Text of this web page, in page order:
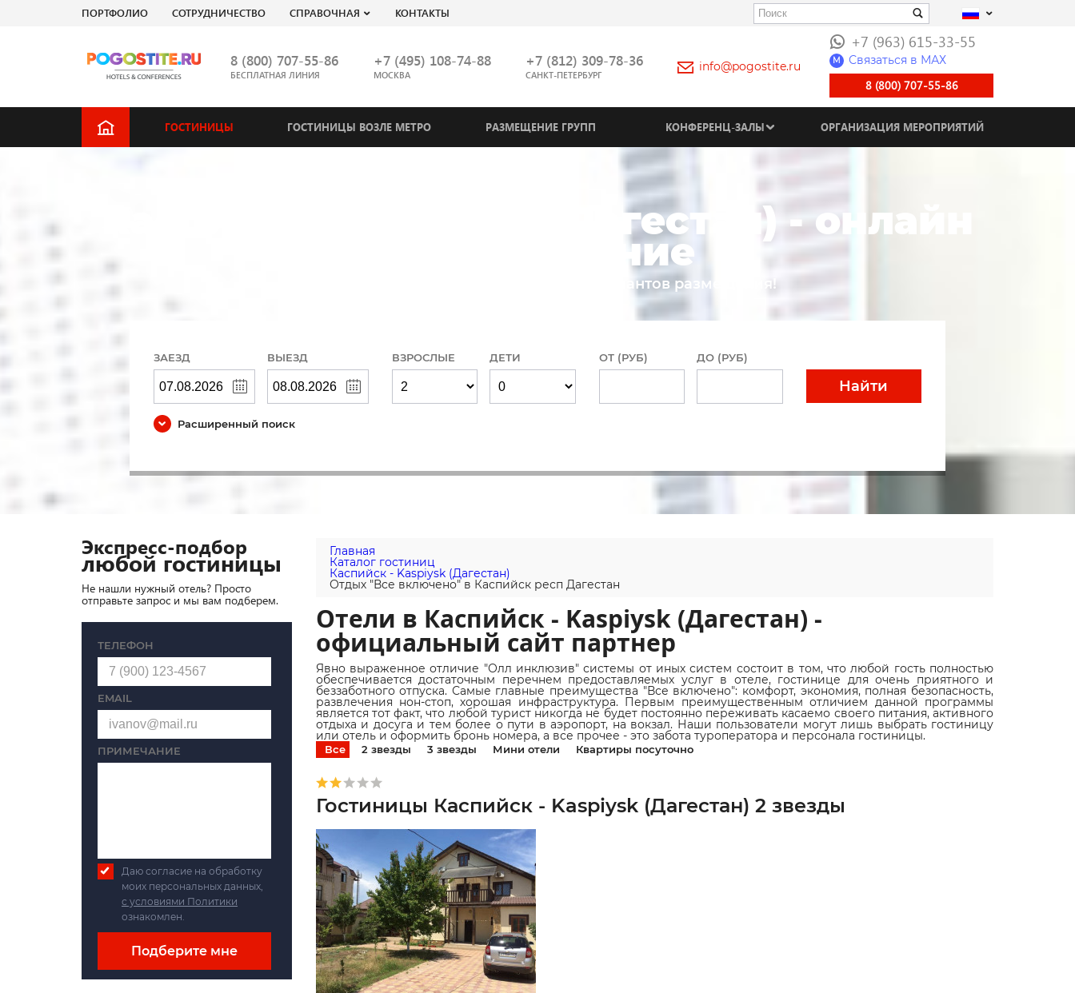
ПОРТФОЛИО СОТРУДНИЧЕСТВО СПРАВОЧНАЯ КОНТАКТЫ
8 (800) 707-55-86
БЕСПЛАТНАЯ ЛИНИЯ
+7 (495) 108-74-88
МОСКВА
+7 (812) 309-78-36
САНКТ-ПЕТЕРБУРГ
info@pogostite.ru
+7 (963) 615-33-55
M Связаться в МАХ
8 (800) 707-55-86
ГОСТИНИЦЫ ГОСТИНИЦЫ ВОЗЛЕ МЕТРО РАЗМЕЩЕНИЕ ГРУПП КОНФЕРЕНЦ-ЗАЛЫ ОРГАНИЗАЦИЯ МЕРОПРИЯТИЙ
Каспийск - Kaspiysk (Дагестан) - онлайн
бронирование
Введите свои даты и выбирайте из 4 вариантов размещения!
ЗАЕЗД ВЫЕЗД ВЗРОСЛЫЕ ДЕТИ ОТ (РУБ) ДО (РУБ)
Найти
Расширенный поиск
Главная
Каталог гостиниц
Каспийск - Kaspiysk (Дагестан)
Отдых "Все включено" в Каспийск респ Дагестан
Отели в Каспийск - Kaspiysk (Дагестан) -
официальный сайт партнер
Явно выраженное отличие "Олл инклюзив" системы от иных систем состоит в том, что любой гость полностью
обеспечивается достаточным перечнем предоставляемых услуг в отеле, гостинице для очень приятного и
беззаботного отпуска. Самые главные преимущества "Все включено": комфорт, экономия, полная безопасность,
развлечения нон-стоп, хорошая инфраструктура. Первым преимущественным отличием данной программы
является тот факт, что любой турист никогда не будет постоянно переживать касаемо своего питания, активного
отдыха и досуга и тем более о пути в аэропорт, на вокзал. Наши пользователи могут лишь выбрать гостиницу
или отель и оформить бронь номера, а все прочее - это забота туроператора и персонала гостиницы.
Все 2 звезды 3 звезды Мини отели Квартиры посуточно
Гостиницы Каспийск - Kaspiysk (Дагестан) 2 звезды
Экспресс-подбор
любой гостиницы
Не нашли нужный отель? Просто
отправьте запрос и мы вам подберем.
ТЕЛЕФОН
EMAIL
ПРИМЕЧАНИЕ
Даю согласие на обработку
моих персональных данных,
с условиями Политики
ознакомлен.
Подберите мне